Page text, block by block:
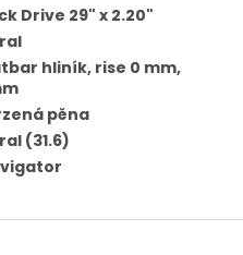
Drive 29" x 2.20"
hliník, rise 0 mm,
pěna
(31.6)